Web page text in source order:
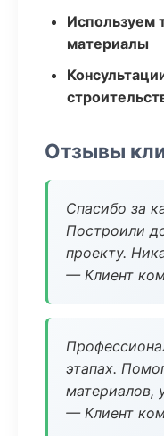
Используем
материалы
Отзывы
Спасибо за
Построили
проекту.
— Клиент
этапах.
материалов,
— Клиент